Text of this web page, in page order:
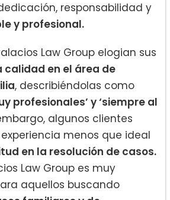
responsabilidad y
y profesional.
Law Group elogian sus
calidad en el área de
, describiéndolas como
profesionales’ y ‘siempre al
algunos clientes
menos que ideal
en la resolución de casos.
Law Group es muy
aquellos buscando